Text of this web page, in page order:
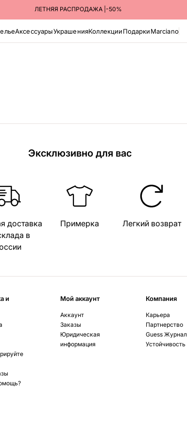
ЛЕТНЯЯ РАСПРОДАЖА |-50%
АксессуарыУкрашенияКоллекцииПодаркиMarciano
Эксклюзивно для вас
доставка
в
Примерка Легкий возврат
и
Мой аккаунт
Аккаунт
Заказы
Юридическая
информация
Компания
Карьера
Партнерство
Guess Журнал
Устойчивость